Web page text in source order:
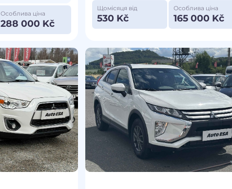
Особлива ціна
288 000 Kč
Щомісяця від
530 Kč
Особлива ціна
165 000 Kč